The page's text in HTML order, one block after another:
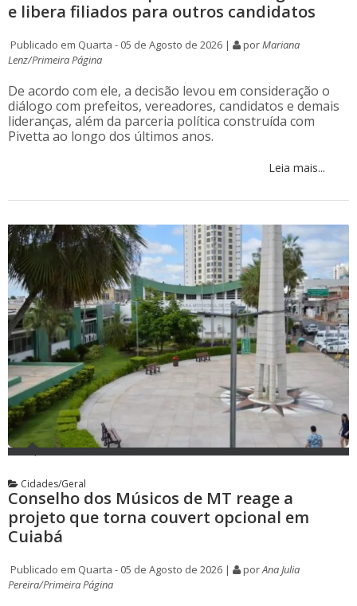
e libera filiados para outros candidatos
Publicado em Quarta - 05 de Agosto de 2026 | porMariana
Lenz/Primeira Página
De acordo com ele, a decisão levou em consideração o
diálogo com prefeitos, vereadores, candidatos e demais
lideranças, além da parceria política construída com
Pivetta ao longo dos últimos anos.
Leia mais...
Cidades/Geral
Conselho dos Músicos de MT reage a
projeto que torna couvert opcional em
Cuiabá
Publicado em Quarta - 05 de Agosto de 2026 | porAna Julia
Pereira/Primeira Página